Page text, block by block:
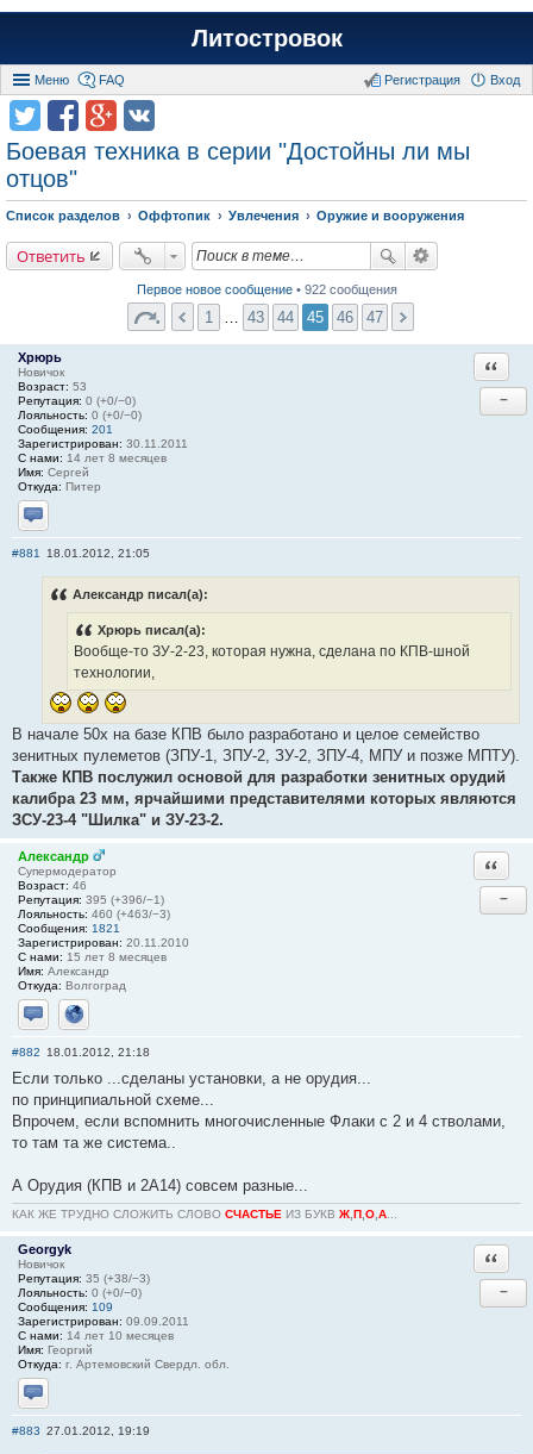
Литостровок
Меню FAQ Вход
Регистрация
Боевая техника в серии "Достойны ли мы
отцов"
Список разделов Оффтопик Увлечения Оружие и вооружения
Ответить
Первое новое сообщение• 922 сообщения
1 43 44 45 46 47
Хрюрь
Новичок
Возраст: 53
Репутация: 0 (+0/−0)
Лояльность: 0 (+0/−0)
Сообщения: 201
Зарегистрирован: 30.11.2011
С нами: 14 лет 8 месяцев
Имя: Сергей
Откуда: Питер
Отправить личное сообщение
−
#881 18.01.2012, 21:05
Александр писал(а):
Хрюрь писал(а):
Вообще-то ЗУ-2-23, которая нужна, сделана по КПВ-шной
технологии,
В начале 50х на базе КПВ было разработано и целое семейство
зенитных пулеметов (ЗПУ-1, ЗПУ-2, ЗУ-2, ЗПУ-4, МПУ и позже МПТУ).
Также КПВ послужил основой для разработки зенитных орудий
калибра 23 мм, ярчайшими представителями которых являются
ЗСУ-23-4 "Шилка" и ЗУ-23-2.
Александр
Супермодератор
Возраст: 46
Репутация: 395 (+396/−1)
Лояльность: 460 (+463/−3)
Сообщения: 1821
Зарегистрирован: 20.11.2010
С нами: 15 лет 8 месяцев
Имя: Александр
Откуда: Волгоград
Отправить личное сообщение
Сайт
−
#882 18.01.2012, 21:18
Если только ...сделаны установки, а не орудия...
по принципиальной схеме...
Впрочем, если вспомнить многочисленные Флаки с 2 и 4 стволами,
то там та же система..
А Орудия (КПВ и 2А14) совсем разные...
КАК ЖЕ ТРУДНО СЛОЖИТЬ СЛОВО СЧАСТЬЕ ИЗ БУКВ Ж, П,О,А...
Georgyk
Новичок
Репутация: 35 (+38/−3)
Лояльность: 0 (+0/−0)
Сообщения: 109
Зарегистрирован: 09.09.2011
С нами: 14 лет 10 месяцев
Имя: Георгий
Откуда: г. Артемовский Свердл. обл.
Отправить личное сообщение
−
#883 27.01.2012, 19:19